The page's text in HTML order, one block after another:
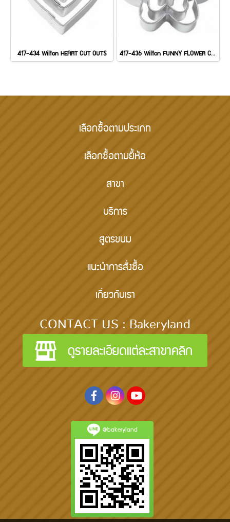
417-434 Wilton HEART CUT OUTS 417-436 Wilton FUNNY FLOWER CUT OUTS
เลือกซื้อตามประเภท
เลือกซื้อตามยี้ห้อ
สาขา
บริการ
สูตรขนม
แนะนำการสั่งซื้อ
เกี่ยวกับเรา
CONTACT US : Bakeryland
@bakeryland